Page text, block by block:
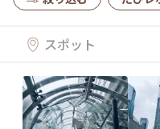
スポット